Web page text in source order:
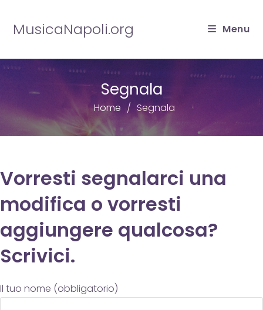
contenuto
MusicaNapoli.org Menu
Segnala
Home Segnala
Vorresti segnalarci una
modifica o vorresti
aggiungere qualcosa?
Scrivici.
Il tuo nome (obbligatorio)